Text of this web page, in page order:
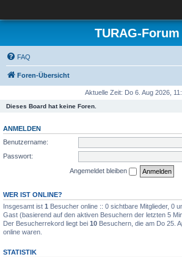
TURAG-Forum
FAQ
Foren-Übersicht
Aktuelle Zeit: Do 6. Aug 2026,
Dieses Board hat keine Foren.
ANMELDEN
Benutzername:
Passwort:
Angemeldet bleiben
WER IST ONLINE?
Insgesamt ist 1 Besucher online :: 0 sichtbare Mitglieder, 0
Gast (basierend auf den aktiven Besuchern der letzten 5
Der Besucherrekord liegt bei 10 Besuchern, die am Do 25.
online waren.
STATISTIK